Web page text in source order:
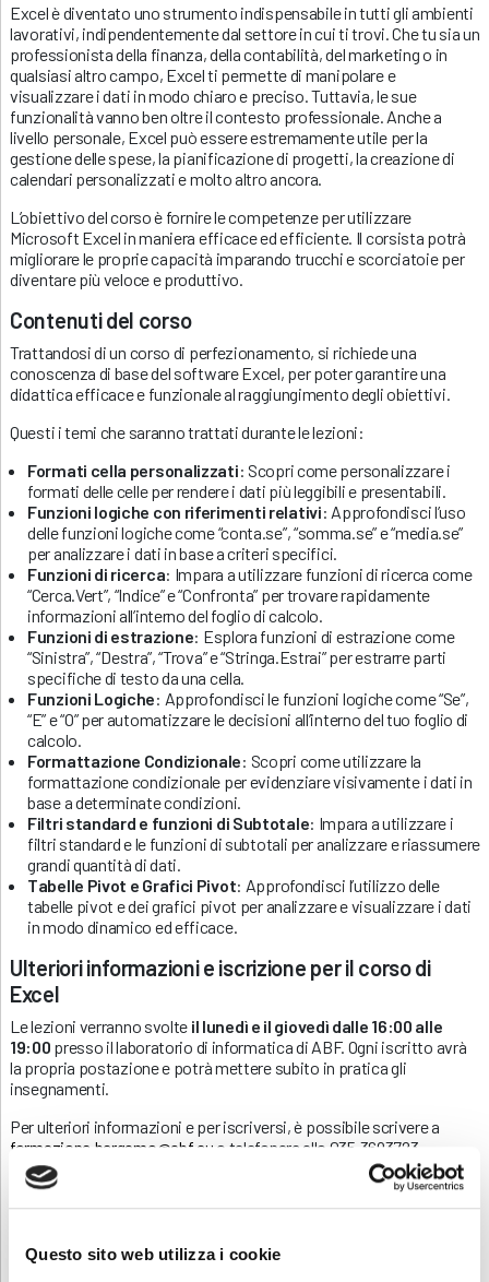
Questo sito web utilizza i cookie
Excel è diventato uno strumento indispensabile in tutti gli ambienti
lavorativi, indipendentemente dal settore in cui ti trovi. Che tu sia un
professionista della finanza, della contabilità, del marketing o in
qualsiasi altro campo, Excel ti permette di manipolare e
visualizzare i dati in modo chiaro e preciso. Tuttavia, le sue
funzionalità vanno ben oltre il contesto professionale. Anche a
livello personale, Excel può essere estremamente utile per la
gestione delle spese, la pianificazione di progetti, la creazione di
calendari personalizzati e molto altro ancora.
L’obiettivo del corso è fornire le competenze per utilizzare
Microsoft Excel in maniera efficace ed efficiente. Il corsista potrà
migliorare le proprie capacità imparando trucchi e scorciatoie per
diventare più veloce e produttivo.
Contenuti del corso
Trattandosi di un corso di perfezionamento, si richiede una
conoscenza di base del software Excel, per poter garantire una
didattica efficace e funzionale al raggiungimento degli obiettivi.
Questi i temi che saranno trattati durante le lezioni:
Formati cella personalizzati: Scopri come personalizzare i
formati delle celle per rendere i dati più leggibili e presentabili.
Funzioni logiche con riferimenti relativi: Approfondisci l’uso
delle funzioni logiche come “conta.se”, “somma.se” e “media.se”
per analizzare i dati in base a criteri specifici.
Funzioni di ricerca: Impara a utilizzare funzioni di ricerca come
“Cerca.Vert”, “Indice” e “Confronta” per trovare rapidamente
informazioni all’interno del foglio di calcolo.
Funzioni di estrazione: Esplora funzioni di estrazione come
“Sinistra”, “Destra”, “Trova” e “Stringa.Estrai” per estrarre parti
specifiche di testo da una cella.
Funzioni Logiche: Approfondisci le funzioni logiche come “Se”,
“E” e “O” per automatizzare le decisioni all’interno del tuo foglio di
calcolo.
Formattazione Condizionale: Scopri come utilizzare la
formattazione condizionale per evidenziare visivamente i dati in
base a determinate condizioni.
Filtri standard e funzioni di Subtotale: Impara a utilizzare i
filtri standard e le funzioni di subtotali per analizzare e riassumere
grandi quantità di dati.
Tabelle Pivot e Grafici Pivot: Approfondisci l’utilizzo delle
tabelle pivot e dei grafici pivot per analizzare e visualizzare i dati
in modo dinamico ed efficace.
Ulteriori informazioni e iscrizione per il corso di
Excel
Le lezioni verranno svolte il lunedì e il giovedì dalle 16:00 alle
19:00 presso il laboratorio di informatica di ABF. Ogni iscritto avrà
la propria postazione e potrà mettere subito in pratica gli
insegnamenti.
Per ulteriori informazioni e per iscriversi, è possibile scrivere a
formazione.bergamo@abf.eu o telefonare allo 035.3693723.
Scarica e condividi la locandina